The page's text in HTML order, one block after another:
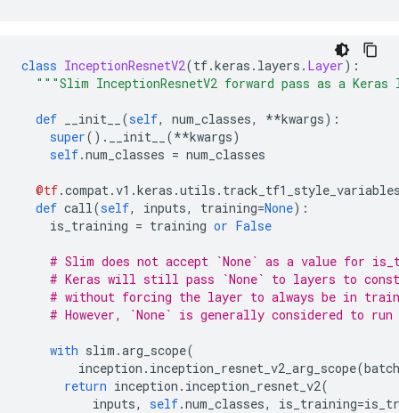
class InceptionResnetV2(tf.keras . layers . Layer):
"""Slim InceptionResnetV2 forward pass as a
def __init__ (self, num_classes, **kwargs):
super(). __init__ (**kwargs)
self.num_classes = num_classes
@tf.compat.v1 .keras .utils .
def call(self, inputs, training=None):
is_training = training or False
# Slim does not accept `None` as a value for
# Keras will still pass `None` to layers to
# without forcing the layer to always be in
# However, `None` is generally considered to
with slim .arg_scope(
inception . inception_resnet_v2_arg_scope(
return inception . inception_resnet_v2(
inputs, self.num_classes, is_training=